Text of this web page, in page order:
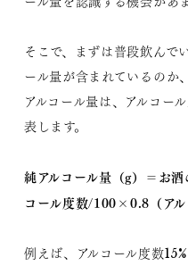
そこで、まずは普段飲んで
ール量が含まれているのか
アルコール量は、アルコー
表します。
純アルコール量（g）＝お
コール度数/100×0.8（アル
例えば、アルコール度数